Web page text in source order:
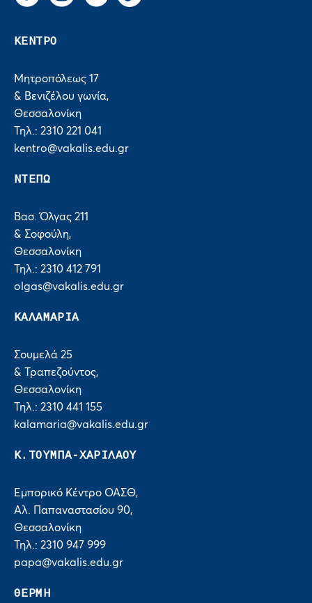
FacebookInstagram
You Tube Tik Tok
ΚΕΝΤΡΟ
Μητροπόλεως 17
& Βενιζέλου γωνία,
Θεσσαλονίκη
Τηλ.: 2310 221 041
kentro@vakalis.edu.gr
ΝΤΕΠΩ
Βασ. Όλγας 211
& Σοφούλη,
Θεσσαλονίκη
Τηλ.: 2310 412 791
olgas@vakalis.edu.gr
ΚΑΛΑΜΑΡΙΑ
Σουμελά 25
& Τραπεζούντος,
Θεσσαλονίκη
Τηλ.: 2310 441 155
kalamaria@vakalis.edu.gr
Κ.ΤΟΥΜΠΑ-ΧΑΡΙΛΑΟΥ
Εμπορικό Κέντρο ΟΑΣΘ,
Αλ. Παπαναστασίου 90,
Θεσσαλονίκη
Τηλ.: 2310 947 999
papa@vakalis.edu.gr
ΘΕΡΜΗ